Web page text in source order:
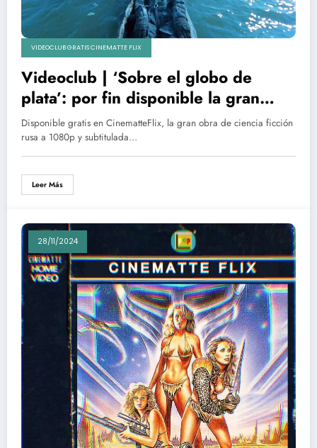
VIDEOCLUB GRATIS CINEMATTE FLIX
Videoclub | ‘Sobre el globo de
plata’: por fin disponible la gran
obra de ciencia ficción rusa
Disponible gratis en CinematteFlix, la gran obra de ciencia ficción
rusa a 1080p y subtitulada…
Leer Más
28/11/2024